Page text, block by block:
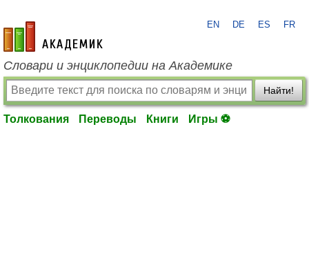
academic.ru
EN DE ES FR
Словари и энциклопедии на Академике
Найти!
Толкования Переводы Книги Игры ⚽